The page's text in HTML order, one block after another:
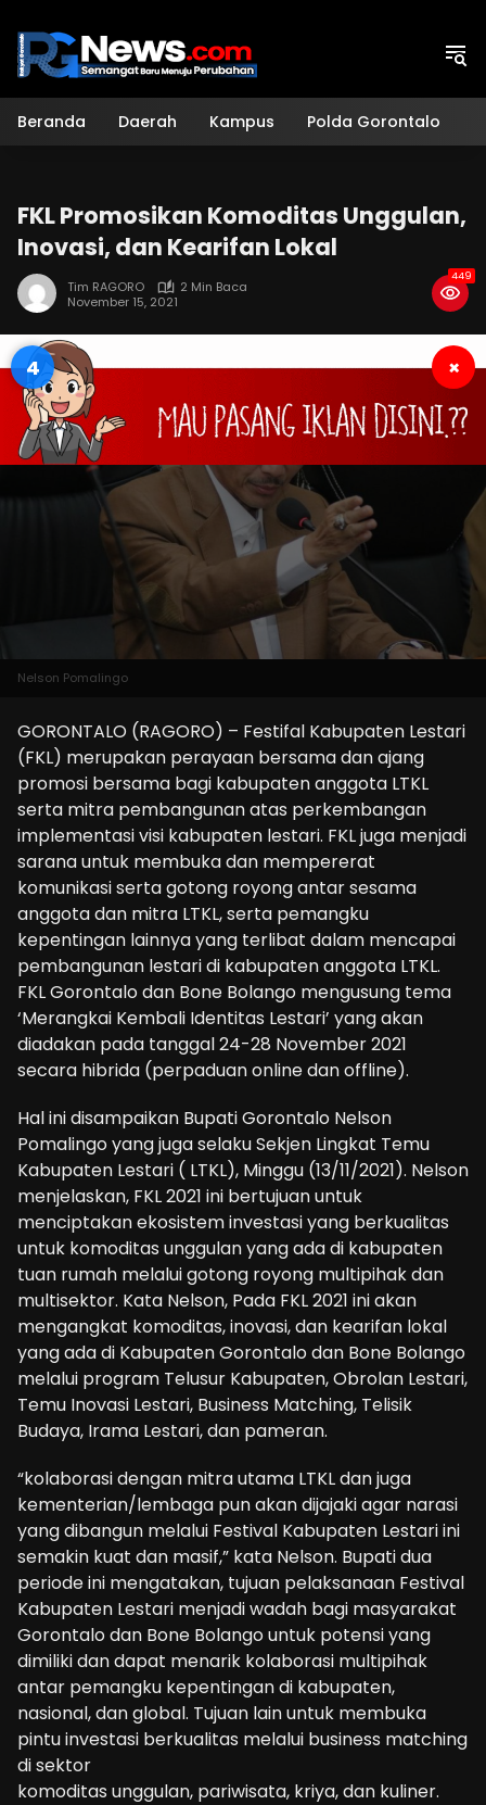
konten
Beranda Daerah Kampus Polda Gorontalo
FKL Promosikan Komoditas Unggulan,
Inovasi, dan Kearifan Lokal
Tim RAGORO
2 Min Baca
November 15, 2021
449
3 ×
Nelson Pomalingo
GORONTALO (RAGORO) – Festifal Kabupaten Lestari
(FKL) merupakan perayaan bersama dan ajang
promosi bersama bagi kabupaten anggota LTKL
serta mitra pembangunan atas perkembangan
implementasi visi kabupaten lestari. FKL juga menjadi
sarana untuk membuka dan mempererat
komunikasi serta gotong royong antar sesama
anggota dan mitra LTKL, serta pemangku
kepentingan lainnya yang terlibat dalam mencapai
pembangunan lestari di kabupaten anggota LTKL.
FKL Gorontalo dan Bone Bolango mengusung tema
‘Merangkai Kembali Identitas Lestari’ yang akan
diadakan pada tanggal 24-28 November 2021
secara hibrida (perpaduan online dan offline).
Hal ini disampaikan Bupati Gorontalo Nelson
Pomalingo yang juga selaku Sekjen Lingkat Temu
Kabupaten Lestari ( LTKL), Minggu (13/11/2021). Nelson
menjelaskan, FKL 2021 ini bertujuan untuk
menciptakan ekosistem investasi yang berkualitas
untuk komoditas unggulan yang ada di kabupaten
tuan rumah melalui gotong royong multipihak dan
multisektor. Kata Nelson, Pada FKL 2021 ini akan
mengangkat komoditas, inovasi, dan kearifan lokal
yang ada di Kabupaten Gorontalo dan Bone Bolango
melalui program Telusur Kabupaten, Obrolan Lestari,
Temu Inovasi Lestari, Business Matching, Telisik
Budaya, Irama Lestari, dan pameran.
“kolaborasi dengan mitra utama LTKL dan juga
kementerian/lembaga pun akan dijajaki agar narasi
yang dibangun melalui Festival Kabupaten Lestari ini
semakin kuat dan masif,” kata Nelson. Bupati dua
periode ini mengatakan, tujuan pelaksanaan Festival
Kabupaten Lestari menjadi wadah bagi masyarakat
Gorontalo dan Bone Bolango untuk potensi yang
dimiliki dan dapat menarik kolaborasi multipihak
antar pemangku kepentingan di kabupaten,
nasional, dan global. Tujuan lain untuk membuka
pintu investasi berkualitas melalui business matching
di sektor
komoditas unggulan, pariwisata, kriya, dan kuliner.